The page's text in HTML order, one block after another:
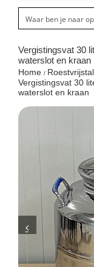
Aanbiedingen
Winkel
Service
Vergistingsvat 30
waterslot en kraan
Home
Vergistingsvat 30
waterslot en kraan